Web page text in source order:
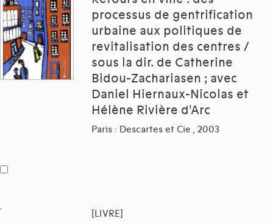
processus de gentrification
urbaine aux politiques de
revitalisation des centres /
sous la dir. de Catherine
Bidou-Zachariasen ; avec
Daniel Hiernaux-Nicolas et
Hélène Rivière d'Arc
Paris : Descartes et Cie , 2003
[LIVRE]